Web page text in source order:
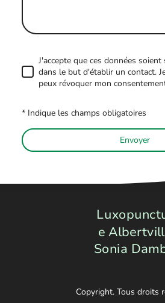
J'accepte que ces données
dans le but d'établir un contact.
peux révoquer mon
* Indique les champs obligatoires
Envoyer
e
Sonia
Copyright. Tous droits